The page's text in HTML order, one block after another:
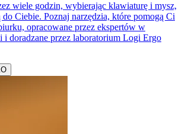
wiele godzin, wybierając klawiaturę i mysz,
do Ciebie. Poznaj narzędzia, które pomogą Ci
opracowane przez ekspertów w
i doradzane przez laboratorium Logi Ergo